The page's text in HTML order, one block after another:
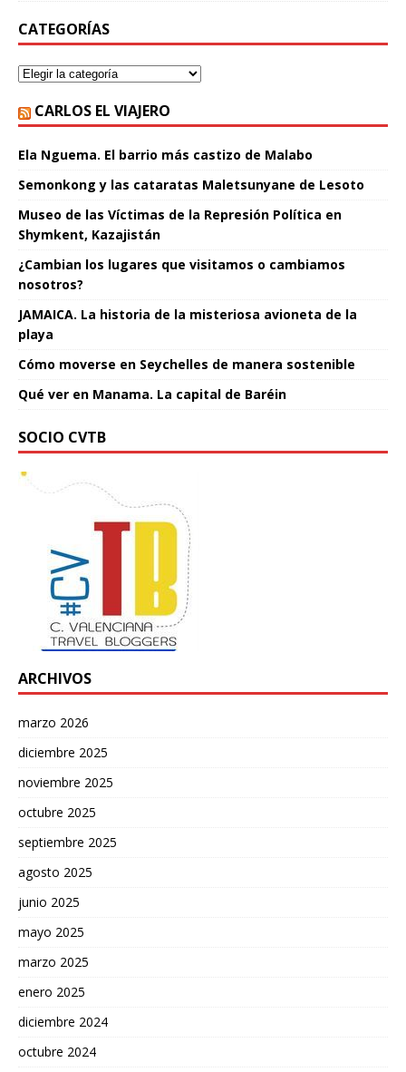
CATEGORÍAS
CARLOS EL VIAJERO
Ela Nguema. El barrio más castizo de Malabo
Semonkong y las cataratas Maletsunyane de Lesoto
Museo de las Víctimas de la Represión Política en
Shymkent, Kazajistán
¿Cambian los lugares que visitamos o cambiamos
nosotros?
JAMAICA. La historia de la misteriosa avioneta de la
playa
Cómo moverse en Seychelles de manera sostenible
Qué ver en Manama. La capital de Baréin
SOCIO CVTB
ARCHIVOS
marzo 2026
diciembre 2025
noviembre 2025
octubre 2025
septiembre 2025
agosto 2025
junio 2025
mayo 2025
marzo 2025
enero 2025
diciembre 2024
octubre 2024